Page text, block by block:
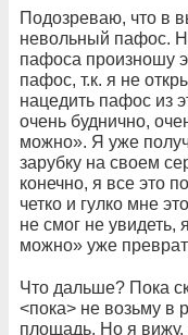
Подозреваю, что в
невольный пафос.
пафоса произношу
пафос, т.к. я не
нацедить пафос из
очень буднично,
можно». Я уже
зарубку на своем
конечно, я все это
четко и гулко мне
не смог не увидеть,
можно» уже
Что дальше? Пока
<пока> не возьму в
площадь. Но я вижу,